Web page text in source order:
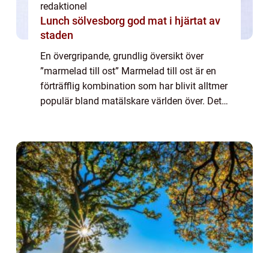
redaktionel
Lunch sölvesborg god mat i hjärtat av
staden
En övergripande, grundlig översikt över
”marmelad till ost” Marmelad till ost är en
förträfflig kombination som har blivit alltmer
populär bland matälskare världen över. Det